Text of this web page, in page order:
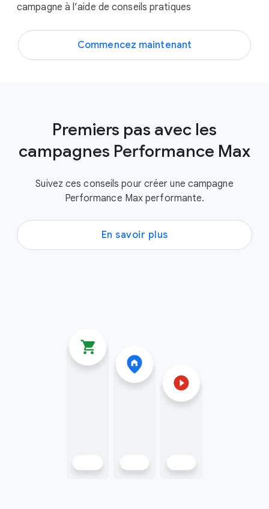
campagne à l’aide de conseils pratiques
Commencez maintenant
Premiers pas avec les
campagnes Performance Max
Suivez ces conseils pour créer une campagne
Performance Max performante.
En savoir plus